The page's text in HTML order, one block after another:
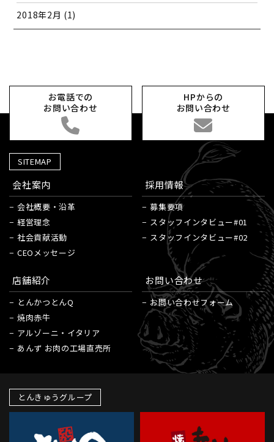
2018年2月 (1)
お電話での
お問い合わせ
HPからの
お問い合わせ
SITEMAP
会社案内
会社概要・沿革
経営理念
社会貢献活動
CEOメッセージ
採用情報
募集要項
スタッフインタビュー#01
スタッフインタビュー#02
店舗紹介
とんかつとんQ
焼肉赤牛
アルゾーニ・イタリア
あんず お肉の工場直売所
お問い合わせ
お問い合わせフォーム
とんきゅうグループ